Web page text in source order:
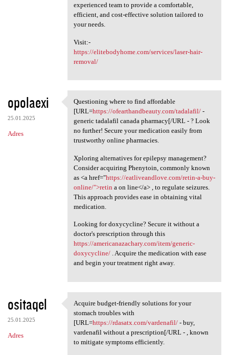
experienced team to provide a comfortable,
efficient, and cost-effective solution tailored to
your needs.
Visit:-
https://elitebodyhome.com/services/laser-hair-
removal/
opolaexi
25.01.2025
Adres
Questioning where to find
Questioning where to find affordable
[URL=https://ofearthandbeauty.com/tadalafil/-
generic tadalafil canada pharmacy[/URL - ? Look
no further! Secure your medication easily from
trustworthy online pharmacies.
Xploring alternatives for epilepsy management?
Consider acquiring Phenytoin, commonly known
as <a href="https://eatliveandlove.com/retin-a-buy-
online/">retin a on line</a> , to regulate seizures.
This approach provides ease in obtaining vital
medication.
Looking for doxycycline? Secure it without a
doctor's prescription through this
https://americanazachary.com/item/generic-
doxycycline/. Acquire the medication with ease
and begin your treatment right away.
ositaqel
25.01.2025
Adres
Acquire budget-friendly
Acquire budget-friendly solutions for your
stomach troubles with
[URL=https://rdasatx.com/vardenafil/- buy,
vardenafil without a prescription[/URL - , known
to mitigate symptoms efficiently.